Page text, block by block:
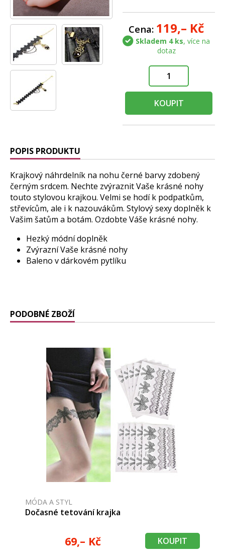
Cena: 119,– Kč
Skladem 4 ks, více na
dotaz
KOUPIT
POPIS PRODUKTU
Krajkový náhrdelník na nohu černé barvy zdobený
černým srdcem. Nechte zvýraznit Vaše krásné nohy
touto stylovou krajkou. Velmi se hodí k podpatkům,
střevícům, ale i k nazouvákům. Stylový sexy doplněk k
Vašim šatům a botám. Ozdobte Váše krásné nohy.
Hezký módní doplněk
Zvýrazní Vaše krásné nohy
Baleno v dárkovém pytlíku
PODOBNÉ ZBOŽÍ
MÓDA A STYL
Dočasné tetování krajka
69,– Kč KOUPIT